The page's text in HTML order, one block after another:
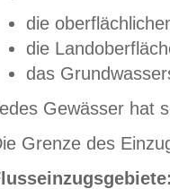
die
die
das
Gewässer hat
Grenze des